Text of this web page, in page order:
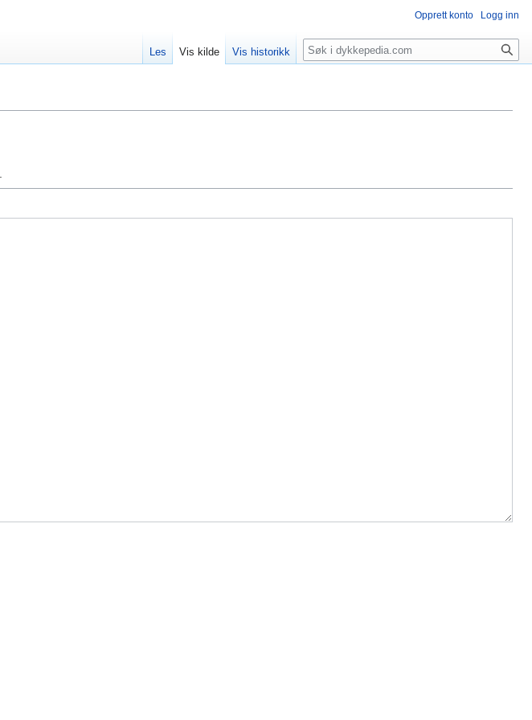
Opprett konto Logg inn
Les Vis kilde Vis historikk Søk